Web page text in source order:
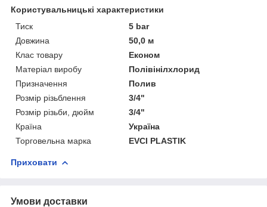
Користувальницькі характеристики
Тиск
5 bar
Довжина
50,0 м
Клас товару
Економ
Матеріал виробу
Полівінілхлорид
Призначення
Полив
Розмір різьблення
3/4"
Розмір різьби, дюйм
3/4"
Країна
Україна
Торговельна марка
EVCI PLASTIK
Приховати
Умови доставки